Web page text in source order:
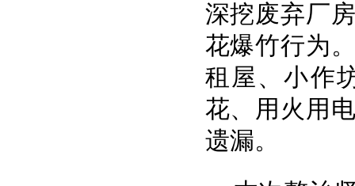
深挖废弃厂
花爆竹行为
租屋、小作
花、用火用
遗漏。